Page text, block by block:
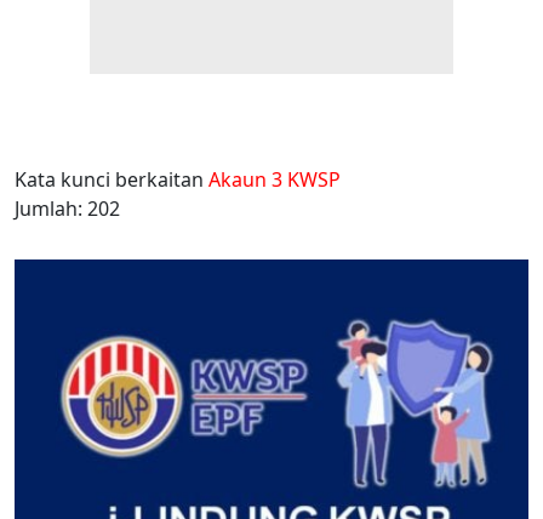
Kata kunci berkaitan Akaun 3 KWSP
Jumlah: 202